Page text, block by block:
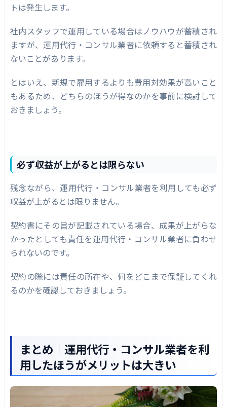
トは発生します。
社内スタッフで運用している場合はノウハウが蓄積され
ますが、運用代行・コンサル業者に依頼すると蓄積され
ないことがあります。
とはいえ、新規で雇用するよりも費用対効果が高いこと
もあるため、どちらのほうが得なのかを事前に検討して
おきましょう。
必ず収益が上がるとは限らない
残念ながら、運用代行・コンサル業者を利用しても必ず
収益が上がるとは限りません。
契約書にその旨が記載されている場合、成果が上がらな
かったとしても責任を運用代行・コンサル業者に負わせ
られないのです。
契約の際には責任の所在や、何をどこまで保証してくれ
るのかを確認しておきましょう。
まとめ｜運用代行・コンサル業者を利
用したほうがメリットは大きい